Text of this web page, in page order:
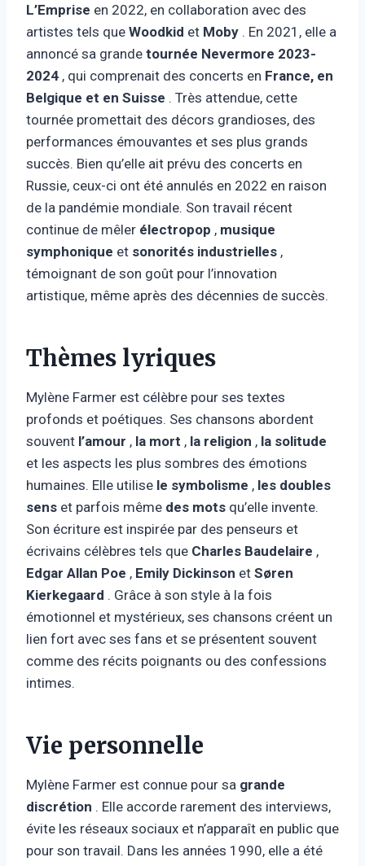
L’Emprise en 2022, en collaboration avec des
artistes tels que Woodkid et Moby . En 2021, elle a
annoncé sa grande tournée Nevermore 2023-
2024 , qui comprenait des concerts en France, en
Belgique et en Suisse . Très attendue, cette
tournée promettait des décors grandioses, des
performances émouvantes et ses plus grands
succès. Bien qu’elle ait prévu des concerts en
Russie, ceux-ci ont été annulés en 2022 en raison
de la pandémie mondiale. Son travail récent
continue de mêler électropop , musique
symphonique et sonorités industrielles ,
témoignant de son goût pour l’innovation
artistique, même après des décennies de succès.
Thèmes lyriques
Mylène Farmer est célèbre pour ses textes
profonds et poétiques. Ses chansons abordent
souvent l’amour , la mort , la religion , la solitude
et les aspects les plus sombres des émotions
humaines. Elle utilise le symbolisme , les doubles
sens et parfois même des mots qu’elle invente.
Son écriture est inspirée par des penseurs et
écrivains célèbres tels que Charles Baudelaire ,
Edgar Allan Poe , Emily Dickinson et Søren
Kierkegaard . Grâce à son style à la fois
émotionnel et mystérieux, ses chansons créent un
lien fort avec ses fans et se présentent souvent
comme des récits poignants ou des confessions
intimes.
Vie personnelle
Mylène Farmer est connue pour sa grande
discrétion . Elle accorde rarement des interviews,
évite les réseaux sociaux et n’apparaît en public que
pour son travail. Dans les années 1990, elle a été